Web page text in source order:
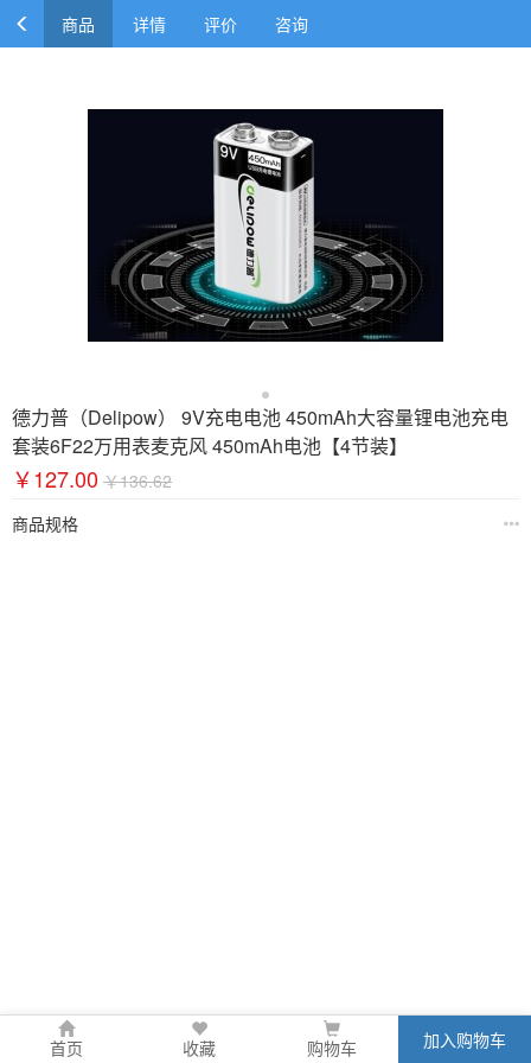
商品 详情 评价 咨询
德力普（Delipow） 9V充电电池 450mAh大容量锂电池充电
套装6F22万用表麦克风 450mAh电池【4节装】
￥127.00 ￥136.62
商品规格
首页 收藏 购物车 加入购物车